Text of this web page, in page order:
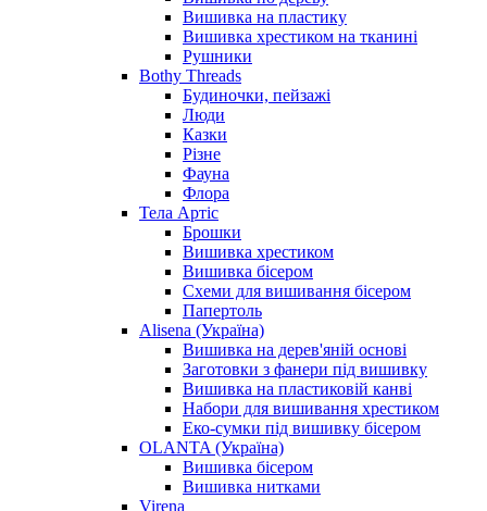
Вишивка на пластику
Вишивка хрестиком на тканині
Рушники
Bothy Threads
Будиночки, пейзажі
Люди
Казки
Різне
Фауна
Флора
Тела Артіс
Брошки
Вишивка хрестиком
Вишивка бісером
Схеми для вишивання бісером
Папертоль
Alisena (Україна)
Вишивка на дерев'яній основі
Заготовки з фанери під вишивку
Вишивка на пластиковій канві
Набори для вишивання хрестиком
Еко-сумки під вишивку бісером
OLANTA (Україна)
Вишивка бісером
Вишивка нитками
Virena